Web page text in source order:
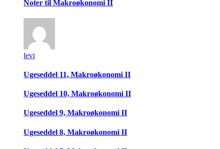
Noter til Makroøkonomi II
levi
Ugeseddel 11, Makroøkonomi II
Ugeseddel 10, Makroøkonomi II
Ugeseddel 9, Makroøkonomi II
Ugeseddel 8, Makroøkonomi II